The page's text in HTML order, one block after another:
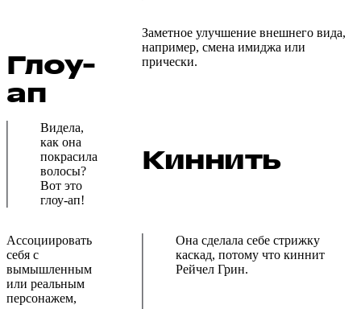
Глоу-
ап
Заметное улучшение внешнего вида,
например, смена имиджа или
прически.
Видела,
как она
покрасила
волосы?
Вот это
глоу-ап!
Киннить
Ассоциировать
себя с
вымышленным
или реальным
персонажем,
Она сделала себе стрижку
каскад, потому что киннит
Рейчел Грин.